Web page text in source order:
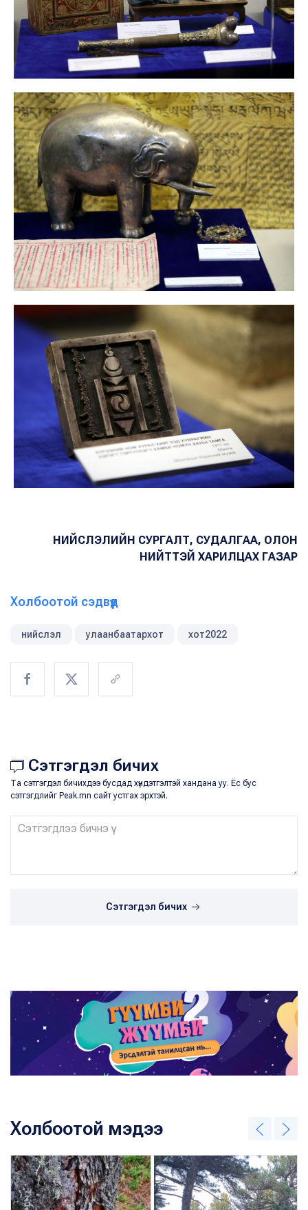
НИЙСЛЭЛИЙН СУРГАЛТ, СУДАЛГАА, ОЛОН
НИЙТТЭЙ ХАРИЛЦАХ ГАЗАР
Холбоотой сэдвүүд
нийслэл улаанбаатархот хот2022
Сэтгэгдэл бичих
Та сэтгэгдэл бичихдээ бусдад хүндэтгэлтэй хандана уу. Ёс бус
сэтгэгдлийг Peak.mn сайт устгах эрхтэй.
Сэтгэгдэл бичих
Холбоотой мэдээ